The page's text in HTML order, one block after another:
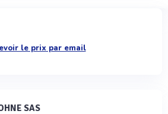
le prix par email
SAS